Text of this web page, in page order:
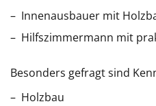
Innenausbauer mit
Hilfszimmermann mit
Besonders gefragt sind
Holzbau